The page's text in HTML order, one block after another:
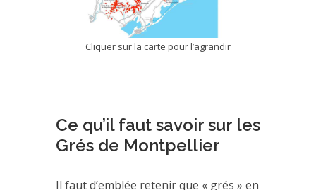
Cliquer sur la carte pour l’agrandir
Ce qu’il faut savoir sur les
Grés de Montpellier
Il faut d’emblée retenir que « grés » en